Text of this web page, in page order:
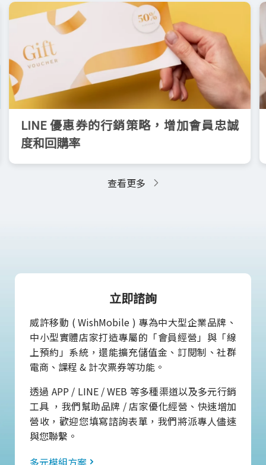
LINE 優惠券的行銷策略，增加會員忠誠
度和回購率
查看更多
立即諮詢
威許移動 ( WishMobile ) 專為中大型企業品牌、
中小型實體店家打造專屬的「會員經營」與「線
上預約」系統，還能擴充儲值金、訂閱制、社群
電商、課程 & 計次票券等功能。
透過 APP / LINE / WEB 等多種渠道以及多元行銷
工具 ，我們幫助品牌 / 店家優化經營、快速增加
營收，歡迎您填寫諮詢表單，我們將派專人儘速
與您聯繫。
多元模組方案